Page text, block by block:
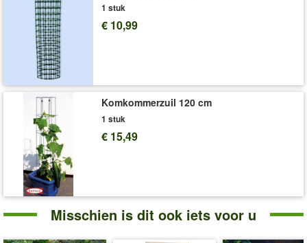
Levering omvat:
21 cm pot
'Rudbeckia'
Plant- en Verzorgingstips
1 stuk
€ 10,99
Komkommerzuil 120 cm
1 stuk
€ 15,49
Misschien is dit ook iets voor u